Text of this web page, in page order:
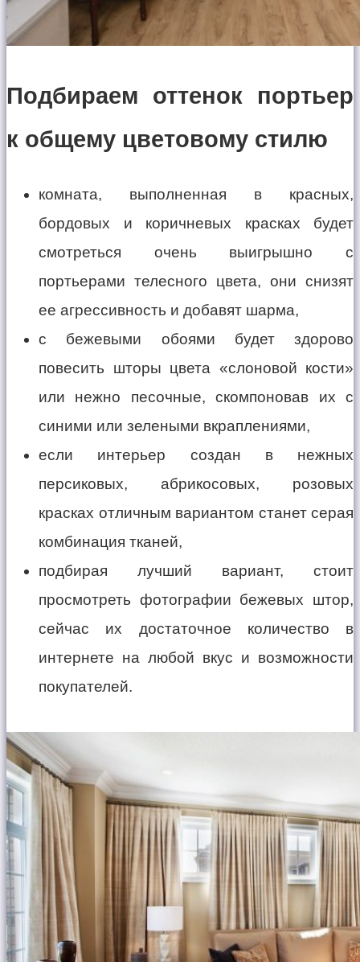
Подбираем оттенок портьер
к общему цветовому стилю
комната, выполненная в красных,
бордовых и коричневых красках будет
смотреться очень выигрышно с
портьерами телесного цвета, они снизят
ее агрессивность и добавят шарма,
с бежевыми обоями будет здорово
повесить шторы цвета «слоновой кости»
или нежно песочные, скомпоновав их с
синими или зелеными вкраплениями,
если интерьер создан в нежных
персиковых, абрикосовых, розовых
красках отличным вариантом станет серая
комбинация тканей,
подбирая лучший вариант, стоит
просмотреть фотографии бежевых штор,
сейчас их достаточное количество в
интернете на любой вкус и возможности
покупателей.